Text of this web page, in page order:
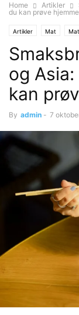
Home Artikler
du kan prøve hjemme
Artikler Mat
og
kan
By admin - 7